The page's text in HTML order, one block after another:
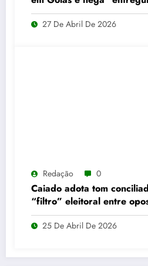
Caiado
27 De Abril De 2026
Redação 0
Caiado adota tom
“filtro” eleitoral entre
2026
25 De Abril De 2026